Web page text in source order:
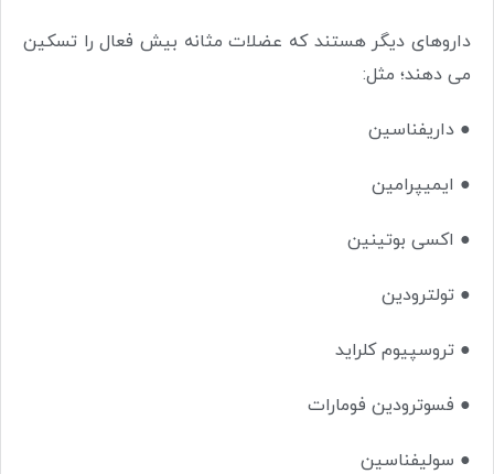
داروهای دیگر هستند که عضلات مثانه بیش فعال را تسکین
می دهند؛ مثل:
● داریفناسین
● ایمیپرامین
● اکسی بوتینین
● تولترودین
● تروسپیوم کلراید
● فسوترودین فومارات
● سولیفناسین